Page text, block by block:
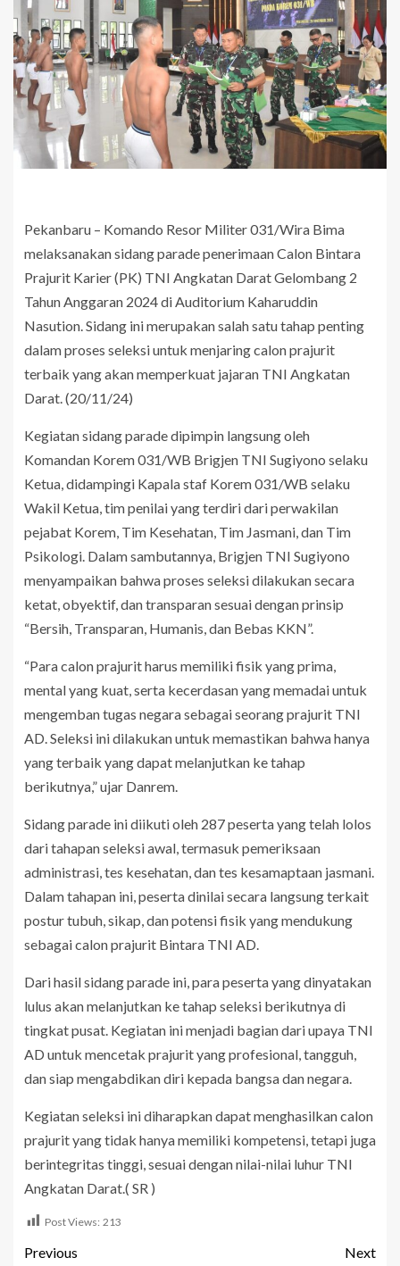
Pekanbaru – Komando Resor Militer 031/Wira Bima
melaksanakan sidang parade penerimaan Calon Bintara
Prajurit Karier (PK) TNI Angkatan Darat Gelombang 2
Tahun Anggaran 2024 di Auditorium Kaharuddin
Nasution. Sidang ini merupakan salah satu tahap penting
dalam proses seleksi untuk menjaring calon prajurit
terbaik yang akan memperkuat jajaran TNI Angkatan
Darat. (20/11/24)
Kegiatan sidang parade dipimpin langsung oleh
Komandan Korem 031/WB Brigjen TNI Sugiyono selaku
Ketua, didampingi Kapala staf Korem 031/WB selaku
Wakil Ketua, tim penilai yang terdiri dari perwakilan
pejabat Korem, Tim Kesehatan, Tim Jasmani, dan Tim
Psikologi. Dalam sambutannya, Brigjen TNI Sugiyono
menyampaikan bahwa proses seleksi dilakukan secara
ketat, obyektif, dan transparan sesuai dengan prinsip
“Bersih, Transparan, Humanis, dan Bebas KKN”.
“Para calon prajurit harus memiliki fisik yang prima,
mental yang kuat, serta kecerdasan yang memadai untuk
mengemban tugas negara sebagai seorang prajurit TNI
AD. Seleksi ini dilakukan untuk memastikan bahwa hanya
yang terbaik yang dapat melanjutkan ke tahap
berikutnya,” ujar Danrem.
Sidang parade ini diikuti oleh 287 peserta yang telah lolos
dari tahapan seleksi awal, termasuk pemeriksaan
administrasi, tes kesehatan, dan tes kesamaptaan jasmani.
Dalam tahapan ini, peserta dinilai secara langsung terkait
postur tubuh, sikap, dan potensi fisik yang mendukung
sebagai calon prajurit Bintara TNI AD.
Dari hasil sidang parade ini, para peserta yang dinyatakan
lulus akan melanjutkan ke tahap seleksi berikutnya di
tingkat pusat. Kegiatan ini menjadi bagian dari upaya TNI
AD untuk mencetak prajurit yang profesional, tangguh,
dan siap mengabdikan diri kepada bangsa dan negara.
Kegiatan seleksi ini diharapkan dapat menghasilkan calon
prajurit yang tidak hanya memiliki kompetensi, tetapi juga
berintegritas tinggi, sesuai dengan nilai-nilai luhur TNI
Angkatan Darat.( SR )
Post Views: 213
Previous Next